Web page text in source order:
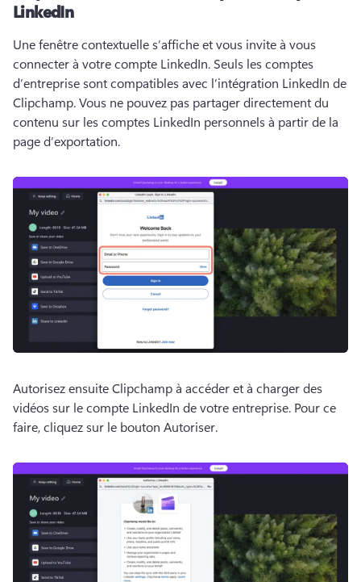
LinkedIn
Une fenêtre contextuelle s’affiche et vous invite à vous
connecter à votre compte LinkedIn. Seuls les comptes
d’entreprise sont compatibles avec l’intégration LinkedIn de
Clipchamp. Vous ne pouvez pas partager directement du
contenu sur les comptes LinkedIn personnels à partir de la
page d’exportation.
Autorisez ensuite Clipchamp à accéder et à charger des
vidéos sur le compte LinkedIn de votre entreprise. Pour ce
faire, cliquez sur le bouton Autoriser.